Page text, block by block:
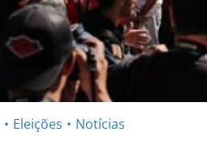
Eleições Notícias